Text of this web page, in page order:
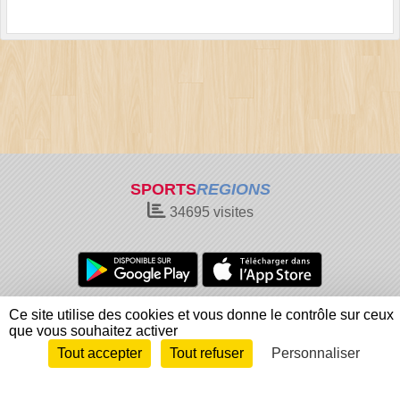
SPORTSREGIONS
34695visites
Charte cookies
Gestion des cookies
Informations légales
Signaler un contenu inapproprié
Envie de participer ?
Connexion
Ce site utilise des cookies et vous donne le contrôle sur ceux
que vous souhaitez activer
Tout accepter
Tout refuser Personnaliser